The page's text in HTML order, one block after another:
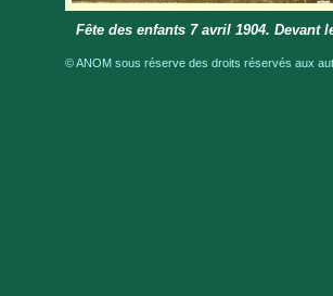
Fête des enfants 7 avril 1904. Devant
© ANOM sous réserve des droits réservés aux